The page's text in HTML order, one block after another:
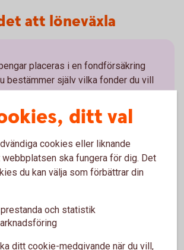
att löneväxla
placeras i en fondförsäkring
bestämmer själv vilka fonder du vill
i.
när som helst, kostnads- och
byta fond under spartiden.
ta ut pengarna från din 55-årsdag.
måste ske under minst fem år.
betalas vanligtvis ut månadsvis
ditt val
cookies eller liknande
ska fungera för dig. Det
du kan välja som förbättrar din
prestanda och statistik
ditt cookie-medgivande när du vill,